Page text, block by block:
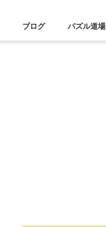
ブログ パズル道場